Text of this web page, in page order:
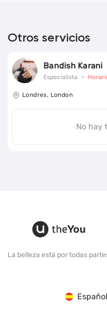
Otros servicios
Bandish Karani
Especialista
Londres, London
No hay
La belleza está por todas
Español